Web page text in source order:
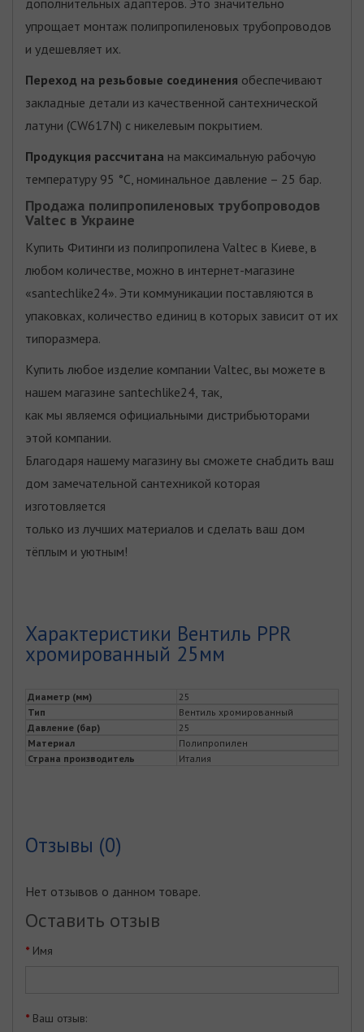
упрощает монтаж полипропиленовых трубопроводов
и удешевляет их.
Переход на резьбовые соединения обеспечивают
закладные детали из качественной сантехнической
латуни (CW617N) с никелевым покрытием.
Продукция рассчитана на максимальную рабочую
температуру 95 °C, номинальное давление – 25 бар.
Продажа полипропиленовых трубопроводов
Valtec в Украине
Купить Фитинги из полипропилена Valtec в Киеве, в
любом количестве, можно в интернет-магазине
«santechlike24». Эти коммуникации поставляются в
упаковках, количество единиц в которых зависит от их
типоразмера.
Купить любое изделие компании Valtec, вы можете в
нашем магазине santechlike24, так,
как мы являемся официальными дистрибьюторами
этой компании.
Благодаря нашему магазину вы сможете снабдить ваш
дом замечательной сантехникой которая
изготовляется
только из лучших материалов и сделать ваш дом
тёплым и уютным!
Характеристики Вентиль PPR
хромированный 25мм
Диаметр (мм)
25
Тип
Вентиль хромированный
Давление (бар)
25
Материал
Полипропилен
Страна производитель
Италия
Отзывы (0)
Нет отзывов о данном товаре.
Оставить отзыв
Имя
Ваш отзыв: